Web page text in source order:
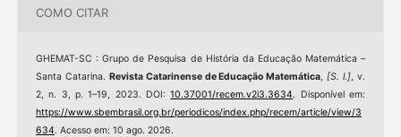
COMO CITAR
GHEMAT-SC : Grupo de Pesquisa de História da Educação Matemática –
Santa Catarina. Revista Catarinense de Educação Matemática,[S. l.], v.
2, n. 3, p. 1–19, 2023. DOI:10.37001/recem.v2i3.3634. Disponível em:
https://www.sbembrasil.org.br/periodicos/index.php/recem/article/view/3
634. Acesso em: 10 ago. 2026.